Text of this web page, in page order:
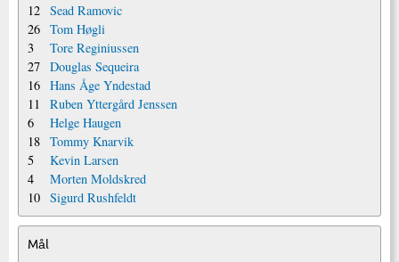
12 Sead Ramovic
26 Tom Høgli
3
Tore Reginiussen
27 Douglas Sequeira
16 Hans Åge Yndestad
11
Ruben Yttergård Jenssen
6
Helge Haugen
18 Tommy Knarvik
5
Kevin Larsen
4
Morten Moldskred
10 Sigurd Rushfeldt
Mål